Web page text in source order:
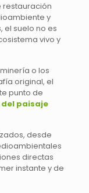
restauración
y
el suelo no es
vivo y
o los
original, el
punto de
paisaje
desde
directas
instante y de